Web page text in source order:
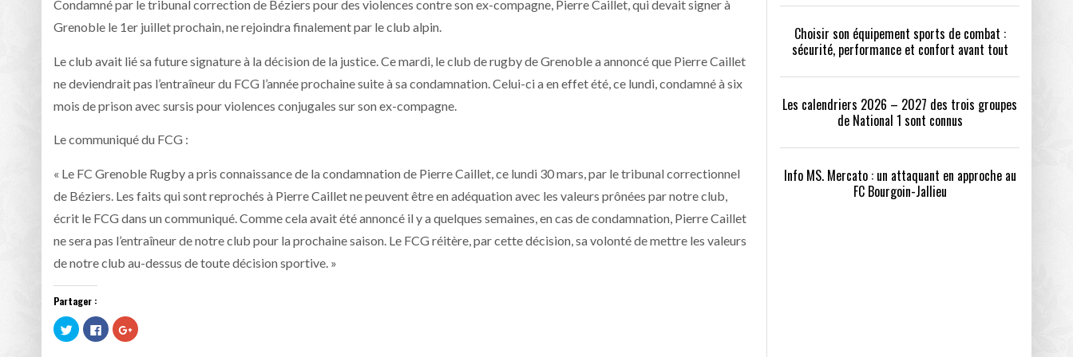
Condamné par le tribunal correction de Béziers pour des violences contre son ex-compagne, Pierre Caillet, qui devait signer à
Grenoble le 1er juillet prochain, ne rejoindra finalement par le club alpin.
Le club avait lié sa future signature à la décision de la justice. Ce mardi, le club de rugby de Grenoble a annoncé que Pierre Caillet
ne deviendrait pas l’entraîneur du FCG l’année prochaine suite à sa condamnation. Celui-ci a en effet été, ce lundi, condamné à six
mois de prison avec sursis pour violences conjugales sur son ex-compagne.
Le communiqué du FCG :
« Le FC Grenoble Rugby a pris connaissance de la condamnation de Pierre Caillet, ce lundi 30 mars, par le tribunal correctionnel
de Béziers. Les faits qui sont reprochés à Pierre Caillet ne peuvent être en adéquation avec les valeurs prônées par notre club,
écrit le FCG dans un communiqué. Comme cela avait été annoncé il y a quelques semaines, en cas de condamnation, Pierre Caillet
ne sera pas l’entraîneur de notre club pour la prochaine saison. Le FCG réitère, par cette décision, sa volonté de mettre les valeurs
de notre club au-dessus de toute décision sportive. »
Partager :
Cliquez
pour
partager
Cliquez
pour
partager
Cliquez
pour
Choisir son équipement sports de combat :
sécurité, performance et confort avant tout
Les calendriers 2026 – 2027 des trois groupes
de National 1 sont connus
Info MS. Mercato : un attaquant en approche au
FC Bourgoin-Jallieu